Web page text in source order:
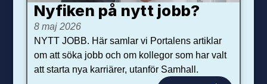
Nyfiken på nytt jobb?
8 maj 2026
NYTT JOBB. Här samlar vi Portalens artiklar
om att söka jobb och om kollegor som har valt
att starta nya karriärer, utanför Samhall.